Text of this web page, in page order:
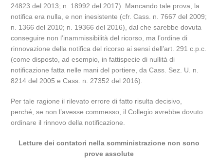
24823 del 2013; n. 18992 del 2017). Mancando tale prova, la
notifica era nulla, e non inesistente (cfr. Cass. n. 7667 del 2009;
n. 1366 del 2010; n. 19366 del 2016), dal che sarebbe dovuta
conseguire non l’inammissibilità del ricorso, ma l’ordine di
rinnovazione della notifica del ricorso ai sensi dell’art. 291 c.p.c.
(come disposto, ad esempio, in fattispecie di nullità di
notificazione fatta nelle mani del portiere, da Cass. Sez. U. n.
8214 del 2005 e Cass. n. 27352 del 2016).
Per tale ragione il rilevato errore di fatto risulta decisivo,
perché, se non l’avesse commesso, il Collegio avrebbe dovuto
ordinare il rinnovo della notificazione.
Letture dei contatori nella somministrazione non sono
prove assolute